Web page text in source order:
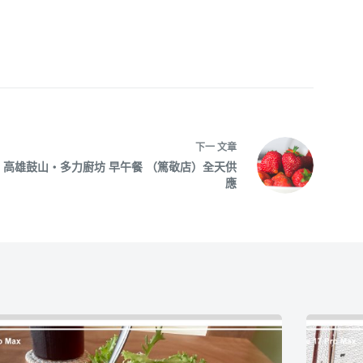
下一 文章
高雄鼓山‧多力廚坊 早午餐 （篤敬店）全天供
應